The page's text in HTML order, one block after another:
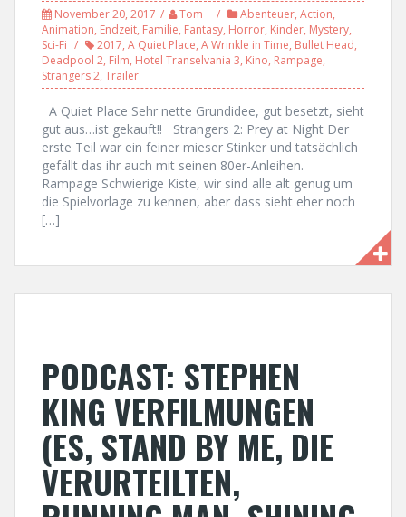
November 20, 2017 Tom Abenteuer, Action,
Animation, Endzeit, Familie, Fantasy, Horror, Kinder, Mystery,
Sci-Fi
2017, A Quiet Place, A Wrinkle in Time, Bullet Head,
Deadpool 2, Film, Hotel Transelvania 3, Kino, Rampage,
Strangers 2, Trailer
A Quiet Place Sehr nette Grundidee, gut besetzt, sieht
gut aus…ist gekauft!! Strangers 2: Prey at Night Der
erste Teil war ein feiner mieser Stinker und tatsächlich
gefällt das ihr auch mit seinen 80er-Anleihen.
Rampage Schwierige Kiste, wir sind alle alt genug um
die Spielvorlage zu kennen, aber dass sieht eher noch
[…]
PODCAST: STEPHEN
KING VERFILMUNGEN
(ES, STAND BY ME, DIE
VERURTEILTEN,